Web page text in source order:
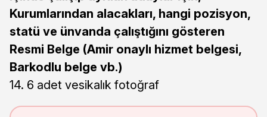
Kurumlarından alacakları, hangi pozisyon,
statü ve ünvanda çalıştığını gösteren
Resmi Belge (Amir onaylı hizmet belgesi,
Barkodlu belge vb.)
14. 6 adet vesikalık fotoğraf